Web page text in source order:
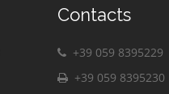
Contacts
+39 059 8395229
+39 059 8395230